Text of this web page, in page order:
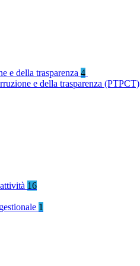
e della trasparenza 4
e della trasparenza (PTPCT)
16
1